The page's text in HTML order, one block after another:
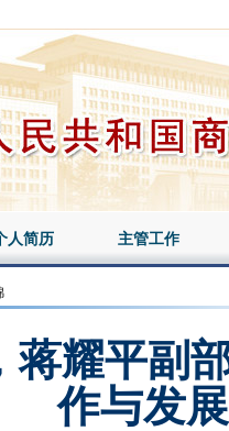
人简历 主管工作
蒋耀平副
作与发